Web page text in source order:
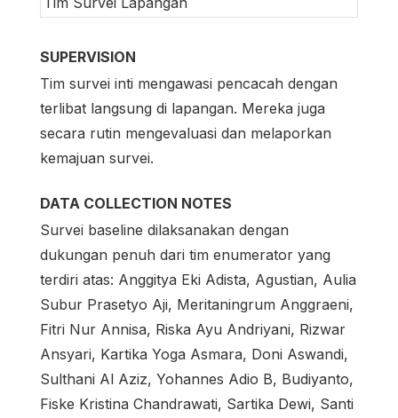
SUPERVISION
Tim survei inti mengawasi pencacah dengan
terlibat langsung di lapangan. Mereka juga
secara rutin mengevaluasi dan melaporkan
kemajuan survei.
DATA COLLECTION NOTES
Survei baseline dilaksanakan dengan
dukungan penuh dari tim enumerator yang
terdiri atas: Anggitya Eki Adista, Agustian, Aulia
Subur Prasetyo Aji, Meritaningrum Anggraeni,
Fitri Nur Annisa, Riska Ayu Andriyani, Rizwar
Ansyari, Kartika Yoga Asmara, Doni Aswandi,
Sulthani Al Aziz, Yohannes Adio B, Budiyanto,
Fiske Kristina Chandrawati, Sartika Dewi, Santi